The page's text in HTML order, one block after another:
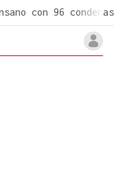
con 96 condenas